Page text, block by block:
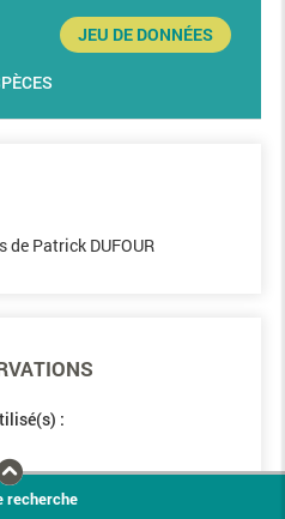
JEU DE DONNÉES
Patrick DUFOUR
:
recherche